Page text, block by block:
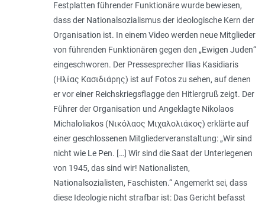
Festplatten führender Funktionäre wurde bewiesen,
dass der Nationalsozialismus der ideologische Kern der
Organisation ist. In einem Video werden neue Mitglieder
von führenden Funktionären gegen den „Ewigen Juden“
eingeschworen. Der Pressesprecher Ilias Kasidiaris
(Ηλίας Κασιδιάρης) ist auf Fotos zu sehen, auf denen
er vor einer Reichskriegsflagge den Hitlergruß zeigt. Der
Führer der Organisation und Angeklagte Nikolaos
Michaloliakos (Νικόλαος Μιχαλολιάκος) erklärte auf
einer geschlossenen Mitgliederveranstaltung: „Wir sind
nicht wie Le Pen. […] Wir sind die Saat der Unterlegenen
von 1945, das sind wir! Nationalisten,
Nationalsozialisten, Faschisten.“ Angemerkt sei, dass
diese Ideologie nicht strafbar ist: Das Gericht befasst